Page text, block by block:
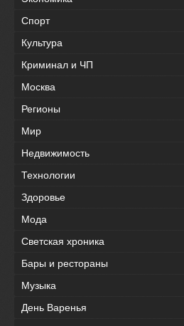
Спорт
Культура
Криминал и ЧП
Москва
Регионы
Мир
Недвижимость
Технологии
Здоровье
Мода
Светская хроника
Бары и рестораны
Музыка
День Варенья